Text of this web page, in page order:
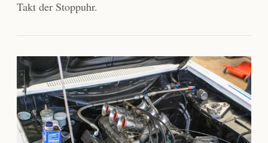
Takt der Stoppuhr.